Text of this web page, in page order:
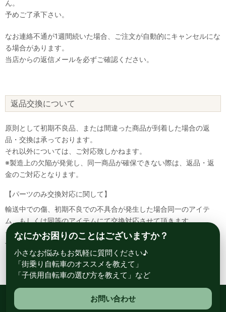
ん。
予めご了承下さい。
なお連絡不通が1週間続いた場合、ご注文が自動的にキャンセルにな
る場合があります。
当店からの返信メールを必ずご確認ください。
返品交換について
原則として初期不良品、または間違った商品が到着した場合の返
品・交換は承っております。
それ以外については、ご対応致しかねます。
※製造上の欠陥が発覚し、同一商品が確保できない際は、返品・返
金のご対応となります。
【パーツのみ交換対応に関して】
輸送中での傷、初期不良での不具合が発生した場合同一のアイテ
ム、もしくは同等のアイテムにて交換対応させて頂きます。
その場合該当部品を着払いにて返送して頂く必要が御座いますので
予めご了承ください。
総合自転車専門店 サイクルスポット ル・サイク
なにかお困りのことはございますか？
小さなお悩みもお気軽に質問ください♪
「街乗り自転車のオススメを教えて」
「子供用自転車の選び方を教えて」など
お問い合わせ